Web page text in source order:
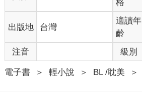
格
出版地 台灣
適讀年
齡
注音 級別
電子書 ＞ 輕小說 ＞ BL /耽美 ＞